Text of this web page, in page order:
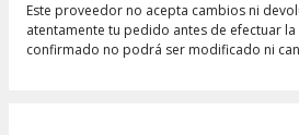
Este proveedor no acepta cambios ni
atentamente tu pedido antes de efectuar
confirmado no podrá ser modificado ni